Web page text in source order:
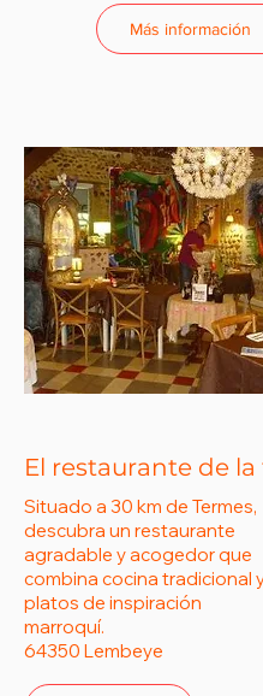
Más información
El restaurante de
Situado a 30 km de Termes,
descubra un restaurante
agradable y acogedor que
combina cocina tradicional
platos de inspiración
marroquí.
64350 Lembeye